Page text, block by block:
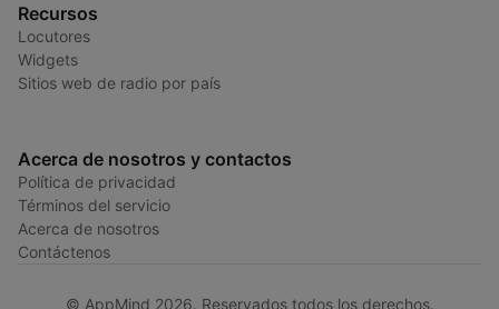
Recursos
Locutores
Widgets
Sitios web de radio por país
Acerca de nosotros y contactos
Política de privacidad
Términos del servicio
Acerca de nosotros
Contáctenos
© AppMind 2026. Reservados todos los derechos.